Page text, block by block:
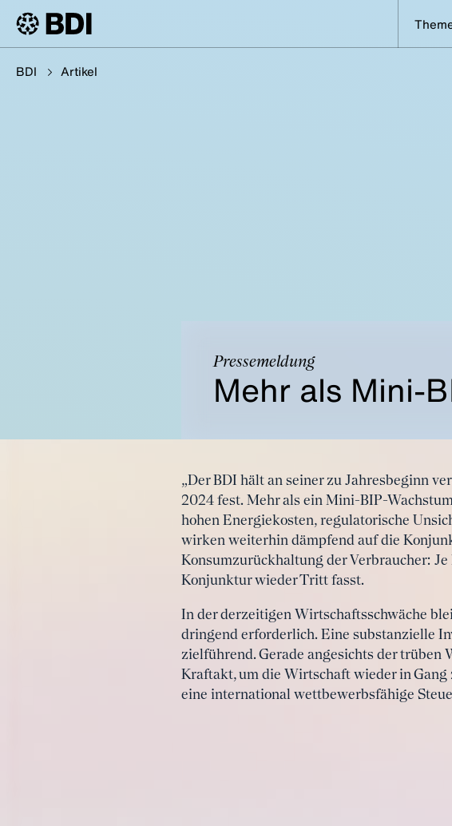
BDI Artikel
Pressemeldung
Mehr als Mini-
„Der BDI hält an seiner zu Jahresbeginn
2024 fest. Mehr als ein Mini-BIP-
hohen Energiekosten, regulatorische
wirken weiterhin dämpfend auf die
Konsumzurückhaltung der Verbraucher:
Konjunktur wieder Tritt fasst.
In der derzeitigen Wirtschaftsschwäche
dringend erforderlich. Eine substanzielle
zielführend. Gerade angesichts der trüben
Kraftakt, um die Wirtschaft wieder in
eine international wettbewerbsfähige